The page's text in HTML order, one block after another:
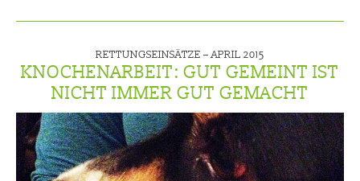
RETTUNGSEINSÄTZE – APRIL 2015
KNOCHENARBEIT: GUT GEMEINT IST
NICHT IMMER GUT GEMACHT